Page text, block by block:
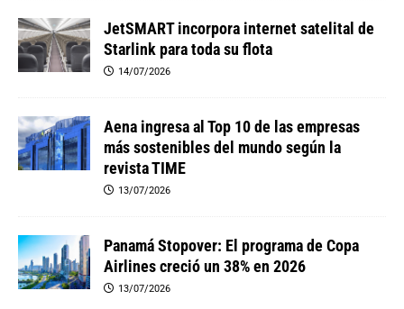
JetSMART incorpora internet satelital de
Starlink para toda su flota
14/07/2026
Aena ingresa al Top 10 de las empresas
más sostenibles del mundo según la
revista TIME
13/07/2026
Panamá Stopover: El programa de Copa
Airlines creció un 38% en 2026
13/07/2026